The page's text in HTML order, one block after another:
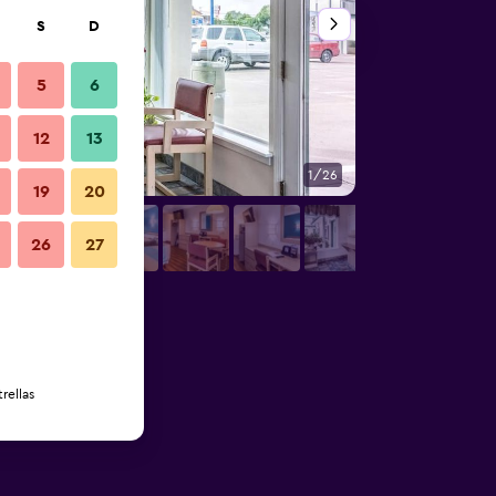
1/26
S D
5 6
12 13
19 20
26 27